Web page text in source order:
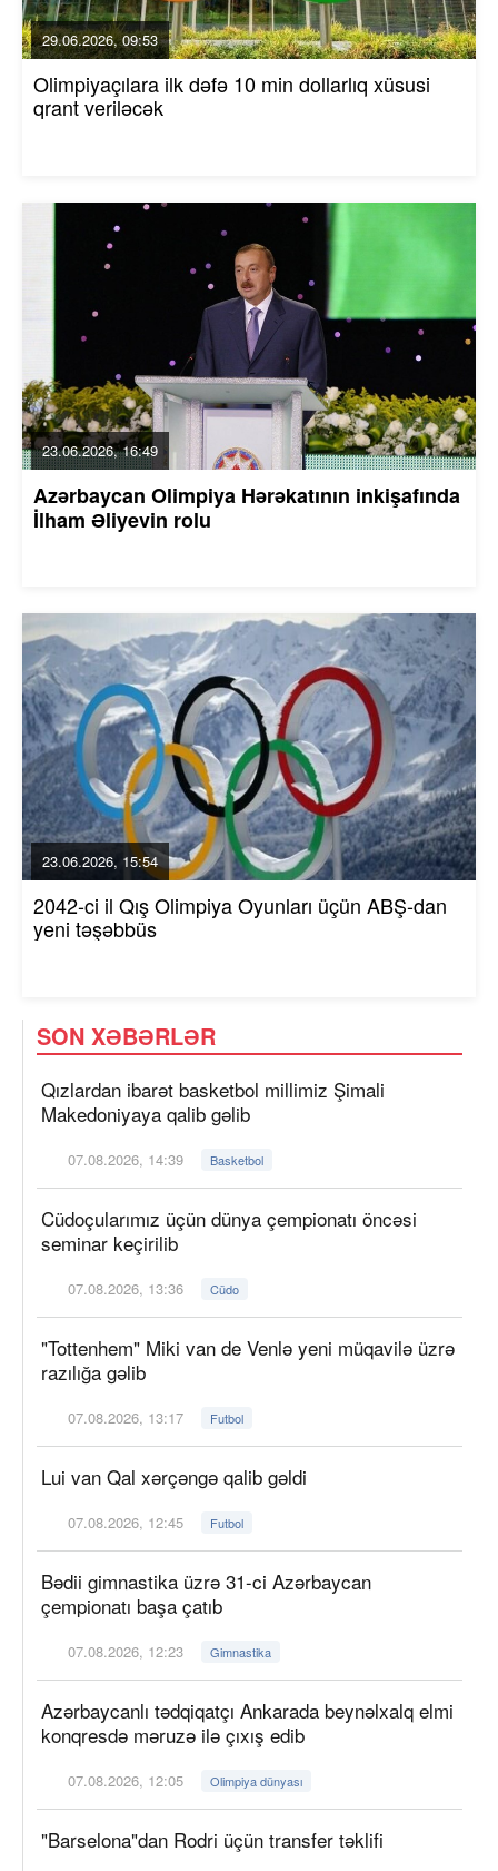
29.06.2026, 09:53
Olimpiyaçılara ilk dəfə 10 min dollarlıq xüsusi
qrant veriləcək
23.06.2026, 16:49
Azərbaycan Olimpiya Hərəkatının inkişafında
İlham Əliyevin rolu
23.06.2026, 15:54
2042-ci il Qış Olimpiya Oyunları üçün ABŞ-dan
yeni təşəbbüs
SON XƏBƏRLƏR
Qızlardan ibarət basketbol millimiz Şimali
Makedoniyaya qalib gəlib
07.08.2026, 14:39 Basketbol
Cüdoçularımız üçün dünya çempionatı öncəsi
seminar keçirilib
07.08.2026, 13:36 Cüdo
"Tottenhem" Miki van de Venlə yeni müqavilə üzrə
razılığa gəlib
07.08.2026, 13:17 Futbol
Lui van Qal xərçəngə qalib gəldi
07.08.2026, 12:45 Futbol
Bədii gimnastika üzrə 31-ci Azərbaycan
çempionatı başa çatıb
07.08.2026, 12:23 Gimnastika
Azərbaycanlı tədqiqatçı Ankarada beynəlxalq elmi
konqresdə məruzə ilə çıxış edib
07.08.2026, 12:05 Olimpiya dünyası
"Barselona"dan Rodri üçün transfer təklifi